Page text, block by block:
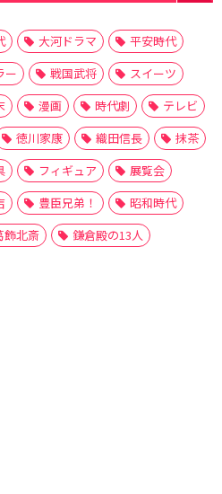
大河ドラマ
平安時代
ー 戦国武将
スイーツ
漫画 時代劇
テレビ
徳川家康 織田信長
抹茶
フィギュア
展覧会
豊臣兄弟！
昭和時代
飾北斎 鎌倉殿の13人